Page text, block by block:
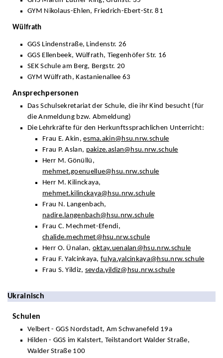
GYM Nikolaus-Ehlen, Friedrich-Ebert-Str. 81
Wülfrath
GGS Lindenstraße, Lindenstr. 26
GGS Ellenbeek, Wülfrath, Tiegenhöfer Str. 16
SEK Schule am Berg, Bergstr. 20
GYM Wülfrath, Kastanienallee 63
Ansprechpersonen
Das Schulsekretariat der Schule, die ihr Kind besucht (für
die Anmeldung bzw. Abmeldung)
Die Lehrkräfte für den Herkunftssprachlichen Unterricht:
Frau E. Akin,esma.akin@hsu.nrw.schule
Frau P. Aslan, pakize.aslan@hsu.nrw.schule
Herr M. Gönüllü,
mehmet.goenuellue@hsu.nrw.schule
Herr M. Kilinckaya,
mehmet.kilinckaya@hsu.nrw.schule
Frau N. Langenbach,
nadire.langenbach@hsu.nrw.schule
Frau C. Mechmet-Efendi,
chalide.mechmet@hsu.nrw.schule
Herr O. Ünalan, oktay.uenalan@hsu.nrw.schule
Frau F. Yalcinkaya,fulya.yalcinkaya@hsu.nrw.schule
Frau S. Yildiz, sevda.yildiz@hsu.nrw.schule
Ukrainisch
Schulen
Velbert - GGS Nordstadt, Am Schwanefeld 19a
Hilden - GGS im Kalstert, Teilstandort Walder Straße,
Walder Straße 100